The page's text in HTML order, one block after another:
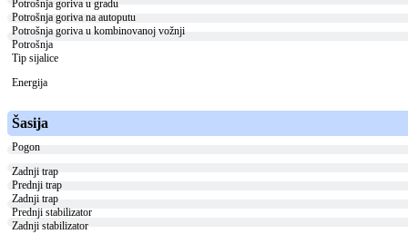
Potrošnja goriva u gradu
Potrošnja goriva na autoputu
Potrošnja goriva u kombinovanoj vožnji
Potrošnja
Tip sijalice
Energija
Šasija
Pogon
Zadnji trap
Prednji trap
Zadnji trap
Prednji stabilizator
Zadnji stabilizator